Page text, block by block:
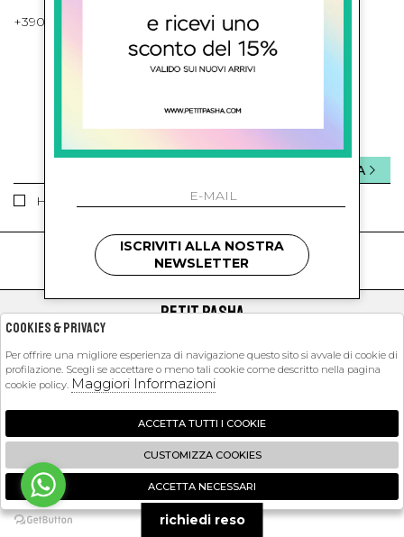
+39081643421 , +390812351280
ISCRIVITI ALLA NEWSLETTER
Ho letto ed accettato le condizioni sulla privacy.
INVIA
kids
PETIT PASHA
EXTRA
2026 Petit Pasha - P.iva : 09423341214 Powered by
Zucchetti
🍪
ISCRIVITI ALLA NOSTRA
NEWSLETTER
richiedi reso
Cookies & Privacy
Per offrire una migliore esperienza di navigazione questo sito si avvale di cookie di
profilazione. Scegli se accettare o meno tali cookie come descritto nella pagina
cookie policy. Maggiori Informazioni
ACCETTA TUTTI I COOKIE
CUSTOMIZZA COOKIES
ACCETTA NECESSARI